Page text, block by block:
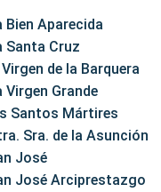
Aparecida
Santa Cruz
de la Barquera
Grande
Santos Mártires
Sra. de la Asunción
José
José Arciprestazgo